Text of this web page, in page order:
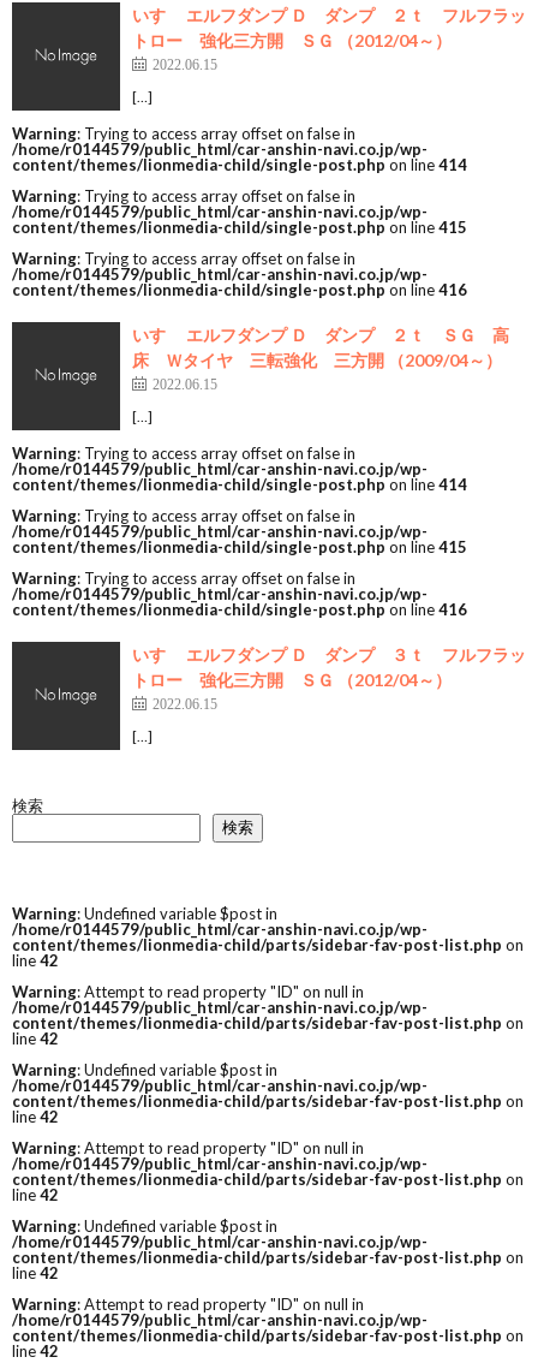
いすゞ エルフダンプ Ｄ ダンプ ２ｔ フルフラッ
トロー 強化三方開 ＳＧ （2012/04～）
2022.06.15
[…]
Warning: Trying to access array offset on false in
/home/r0144579/public_html/car-anshin-navi.co.jp/wp-
content/themes/lionmedia-child/single-post.php on line414
Warning: Trying to access array offset on false in
/home/r0144579/public_html/car-anshin-navi.co.jp/wp-
content/themes/lionmedia-child/single-post.php on line415
Warning: Trying to access array offset on false in
/home/r0144579/public_html/car-anshin-navi.co.jp/wp-
content/themes/lionmedia-child/single-post.php on line416
いすゞ エルフダンプ Ｄ ダンプ ２ｔ ＳＧ 高
床 Ｗタイヤ 三転強化 三方開 （2009/04～）
2022.06.15
[…]
Warning: Trying to access array offset on false in
/home/r0144579/public_html/car-anshin-navi.co.jp/wp-
content/themes/lionmedia-child/single-post.php on line414
Warning: Trying to access array offset on false in
/home/r0144579/public_html/car-anshin-navi.co.jp/wp-
content/themes/lionmedia-child/single-post.php on line415
Warning: Trying to access array offset on false in
/home/r0144579/public_html/car-anshin-navi.co.jp/wp-
content/themes/lionmedia-child/single-post.php on line416
いすゞ エルフダンプ Ｄ ダンプ ３ｔ フルフラッ
トロー 強化三方開 ＳＧ （2012/04～）
2022.06.15
[…]
検索
検索
Warning: Undefined variable $post in
/home/r0144579/public_html/car-anshin-navi.co.jp/wp-
content/themes/lionmedia-child/parts/sidebar-fav-post-list.php on
line42
Warning: Attempt to read property "ID" on null in
/home/r0144579/public_html/car-anshin-navi.co.jp/wp-
content/themes/lionmedia-child/parts/sidebar-fav-post-list.php on
line42
Warning: Undefined variable $post in
/home/r0144579/public_html/car-anshin-navi.co.jp/wp-
content/themes/lionmedia-child/parts/sidebar-fav-post-list.php on
line42
Warning: Attempt to read property "ID" on null in
/home/r0144579/public_html/car-anshin-navi.co.jp/wp-
content/themes/lionmedia-child/parts/sidebar-fav-post-list.php on
line42
Warning: Undefined variable $post in
/home/r0144579/public_html/car-anshin-navi.co.jp/wp-
content/themes/lionmedia-child/parts/sidebar-fav-post-list.php on
line42
Warning: Attempt to read property "ID" on null in
/home/r0144579/public_html/car-anshin-navi.co.jp/wp-
content/themes/lionmedia-child/parts/sidebar-fav-post-list.php on
line42